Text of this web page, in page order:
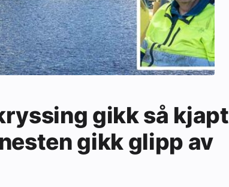
gikk så kjapt
gikk glipp av